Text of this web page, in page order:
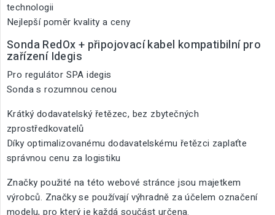
technologii
Nejlepší poměr kvality a ceny
Sonda RedOx + připojovací kabel kompatibilní pro
zařízení Idegis
Pro regulátor SPA idegis
Sonda s rozumnou cenou
Krátký dodavatelský řetězec, bez zbytečných
zprostředkovatelů
Díky optimalizovanému dodavatelskému řetězci zaplaťte
správnou cenu za logistiku
Značky použité na této webové stránce jsou majetkem
výrobců. Značky se používají výhradně za účelem označení
modelu, pro který je každá součást určena.